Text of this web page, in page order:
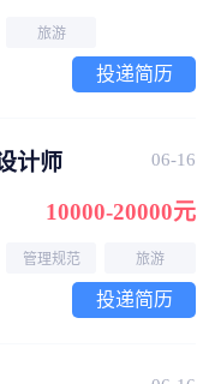
旅游
投递简历
计师 06-16
10000-20000元
管理规范 旅游
投递简历